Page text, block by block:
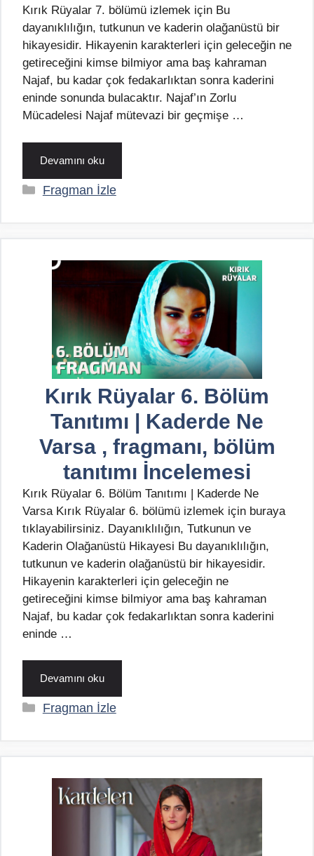
Kırık Rüyalar 7. bölümü izlemek için Bu
dayanıklılığın, tutkunun ve kaderin olağanüstü bir
hikayesidir. Hikayenin karakterleri için geleceğin ne
getireceğini kimse bilmiyor ama baş kahraman
Najaf, bu kadar çok fedakarlıktan sonra kaderini
eninde sonunda bulacaktır. Najaf’ın Zorlu
Mücadelesi Najaf mütevazi bir geçmişe …
Devamını oku
Kategoriler
Fragman İzle
Kırık Rüyalar 6. Bölüm
Tanıtımı | Kaderde Ne
Varsa , fragmanı, bölüm
tanıtımı İncelemesi
Kırık Rüyalar 6. Bölüm Tanıtımı | Kaderde Ne
Varsa Kırık Rüyalar 6. bölümü izlemek için buraya
tıklayabilirsiniz. Dayanıklılığın, Tutkunun ve
Kaderin Olağanüstü Hikayesi Bu dayanıklılığın,
tutkunun ve kaderin olağanüstü bir hikayesidir.
Hikayenin karakterleri için geleceğin ne
getireceğini kimse bilmiyor ama baş kahraman
Najaf, bu kadar çok fedakarlıktan sonra kaderini
eninde …
Devamını oku
Kategoriler
Fragman İzle